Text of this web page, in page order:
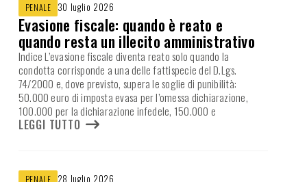
PENALE 30 luglio 2026
Evasione fiscale: quando è reato e
quando resta un illecito amministrativo
Indice L’evasione fiscale diventa reato solo quando la
condotta corrisponde a una delle fattispecie del D.Lgs.
74/2000 e, dove previsto, supera le soglie di punibilità:
50.000 euro di imposta evasa per l’omessa dichiarazione,
100.000 per la dichiarazione infedele, 150.000 e
LEGGI TUTTO
PENALE 28 luglio 2026